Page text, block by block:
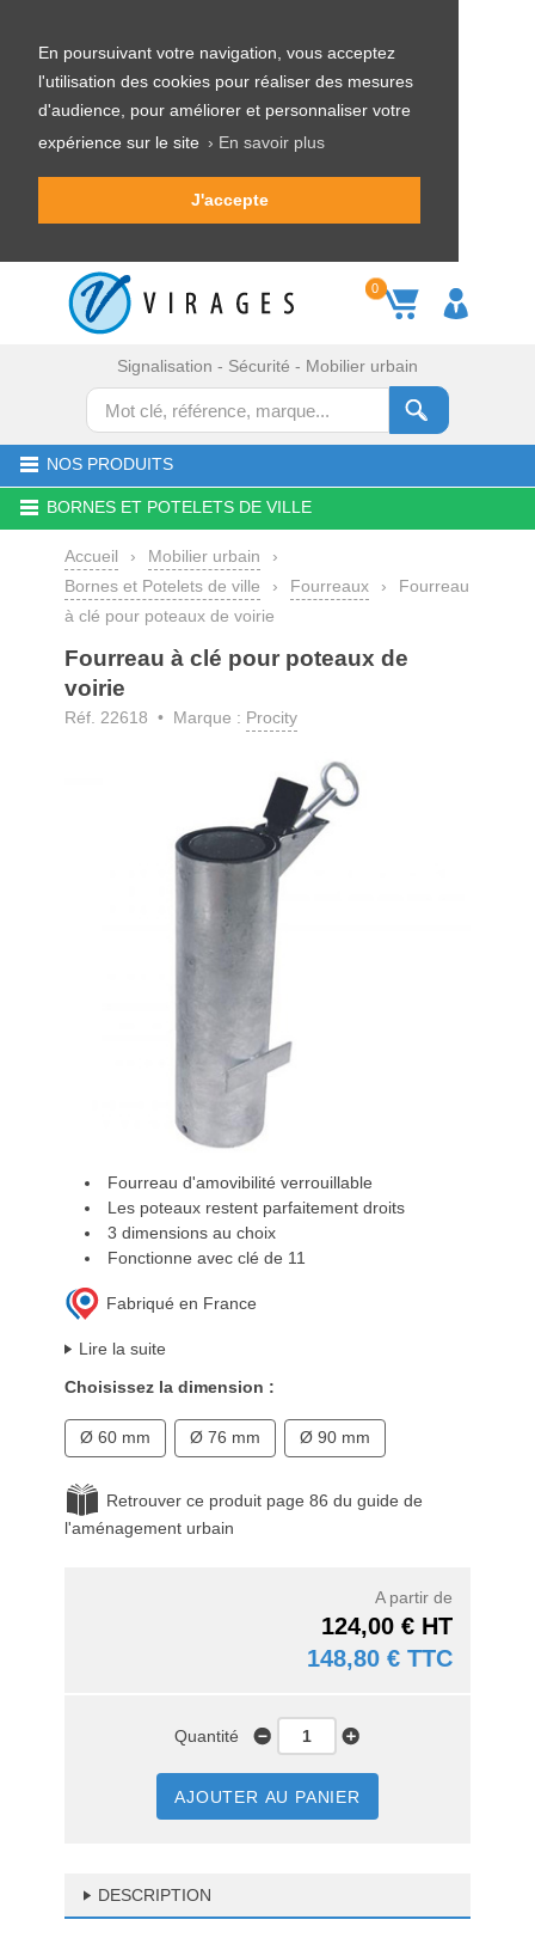
En poursuivant votre navigation, vous acceptez
l'utilisation des cookies pour réaliser des mesures
d'audience, pour améliorer et personnaliser votre
expérience sur le site › En savoir plus
J'accepte
0
Signalisation - Sécurité - Mobilier urbain
NOS PRODUITS
BORNES ET POTELETS DE VILLE
Accueil › Mobilier urbain
›
Bornes et Potelets de ville
› Fourreaux ›
Fourreau
à clé pour poteaux de voirie
Fourreau à clé pour poteaux de
voirie
Réf. 22618 • Marque : Procity
Fourreau d'amovibilité verrouillable
Les poteaux restent parfaitement droits
3 dimensions au choix
Fonctionne avec clé de 11
Fabriqué en France
Lire la suite
Choisissez la dimension :
Ø 60 mm Ø 76 mm Ø 90 mm
Retrouver ce produit page 86 du guide de
l'aménagement urbain
A partir de
124,00 € HT
148,80 € TTC
Quantité
AJOUTER AU PANIER
DESCRIPTION